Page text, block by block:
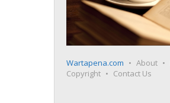
Wartapena.com About
Copyright
Contact Us